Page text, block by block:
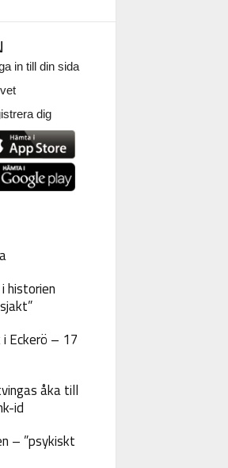
in till din sida
dig
historien
Eckerö – 17
åka till
id
– ”psykiskt